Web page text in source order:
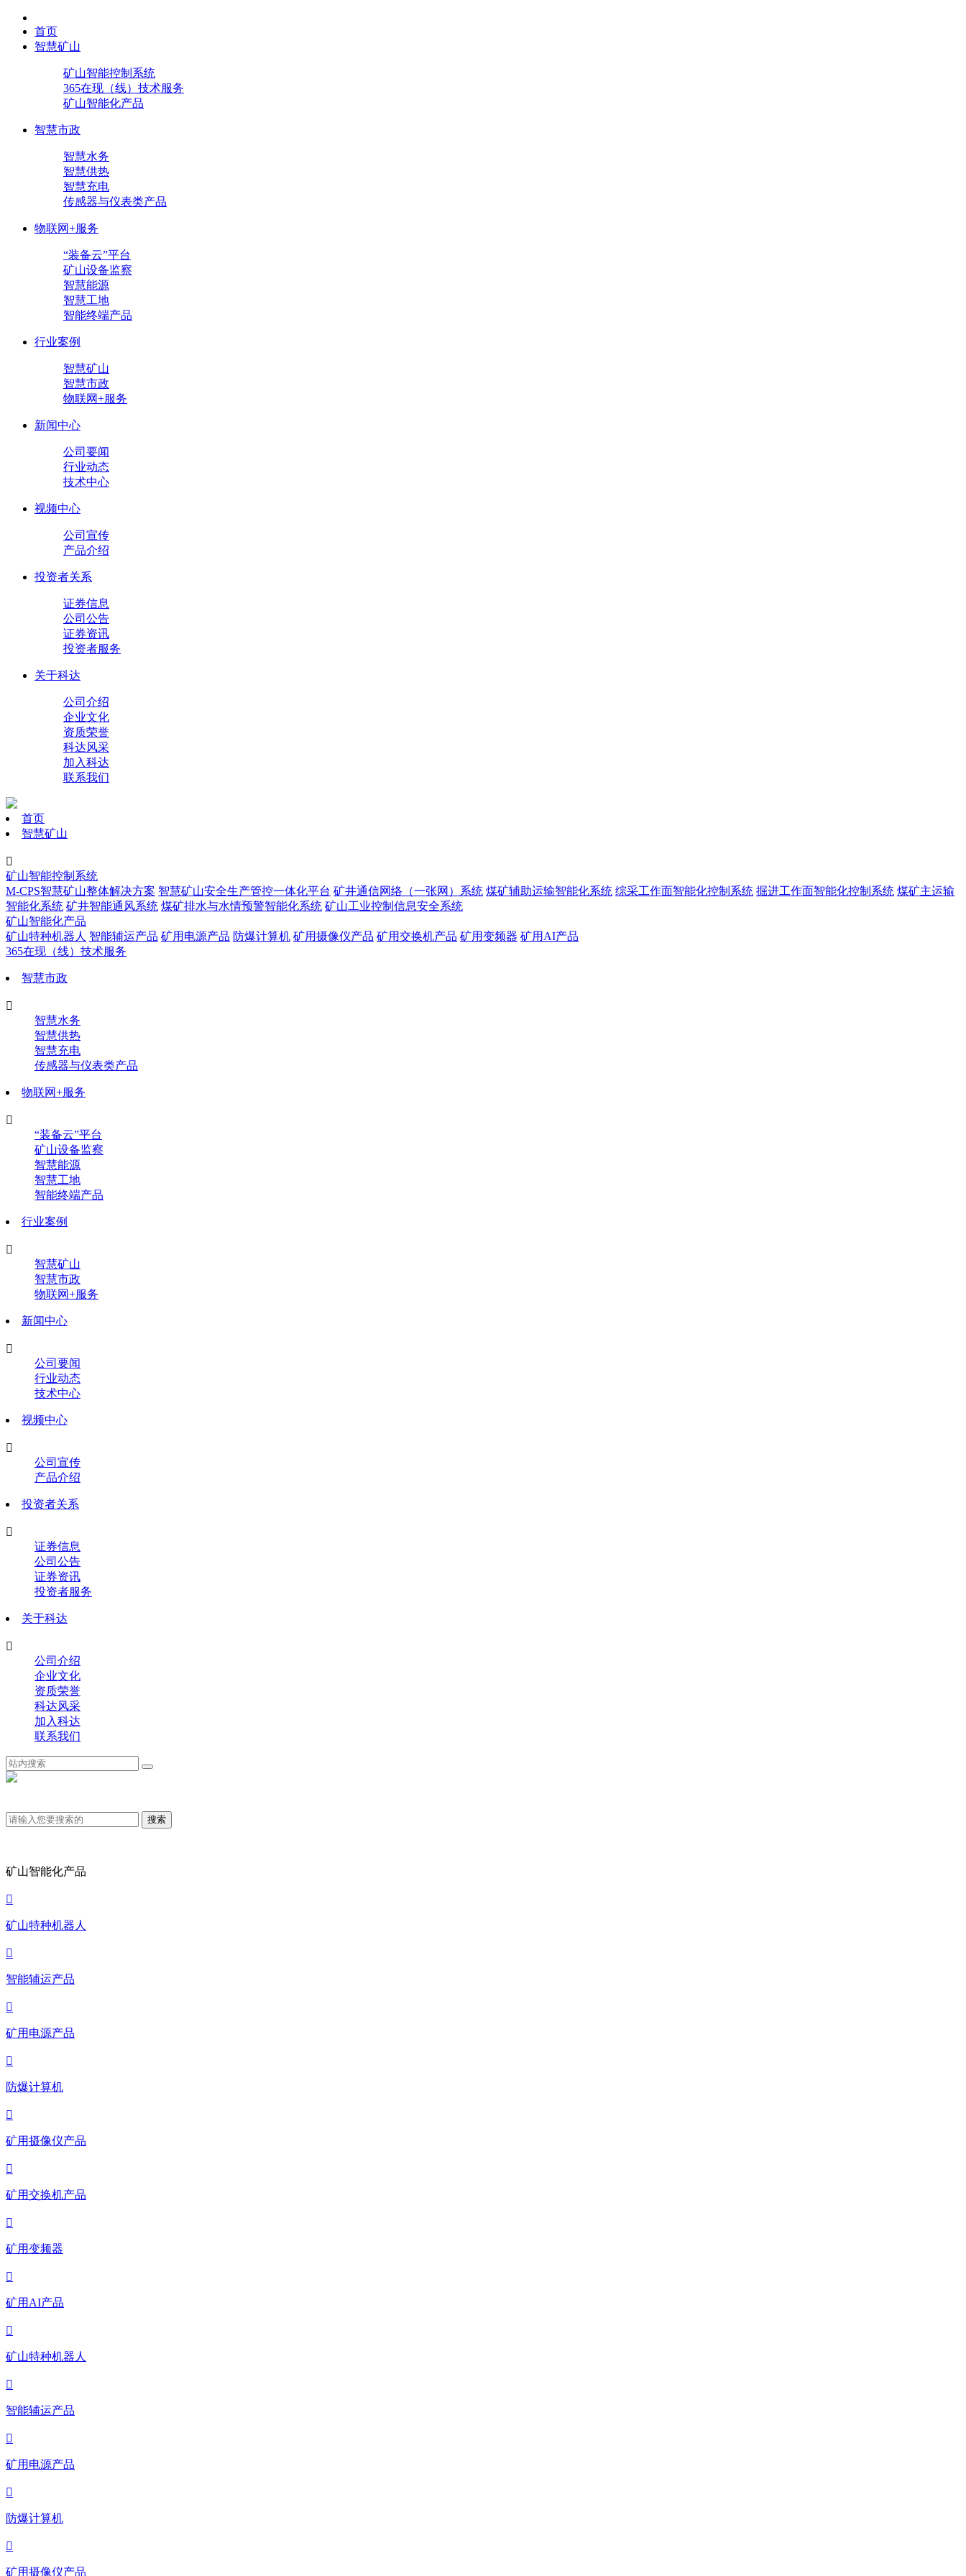
首页
智慧矿山
矿山智能控制系统
365在现（线）技术服务
矿山智能化产品
智慧市政
智慧水务
智慧供热
智慧充电
传感器与仪表类产品
物联网+服务
“装备云”平台
矿山设备监察
智慧能源
智慧工地
智能终端产品
行业案例
智慧矿山
智慧市政
物联网+服务
新闻中心
公司要闻
行业动态
技术中心
视频中心
公司宣传
产品介绍
投资者关系
证券信息
公司公告
证券资讯
投资者服务
关于科达
公司介绍
企业文化
资质荣誉
科达风采
加入科达
联系我们
首页
智慧矿山

矿山智能控制系统
M-CPS智慧矿山整体解决方案 智慧矿山安全生产管控一体化平台 矿井通信网络（一张网）系统 煤矿辅助运输智能化系统 综采工作面智能化控制系统 掘进工作面智能化控制系统 煤矿主运输
智能化系统 矿井智能通风系统 煤矿排水与水情预警智能化系统 矿山工业控制信息安全系统
矿山智能化产品
矿山特种机器人 智能辅运产品 矿用电源产品 防爆计算机 矿用摄像仪产品 矿用交换机产品 矿用变频器 矿用AI产品
365在现（线）技术服务
智慧市政

智慧水务
智慧供热
智慧充电
传感器与仪表类产品
物联网+服务

“装备云”平台
矿山设备监察
智慧能源
智慧工地
智能终端产品
行业案例

智慧矿山
智慧市政
物联网+服务
新闻中心

公司要闻
行业动态
技术中心
视频中心

公司宣传
产品介绍
投资者关系

证券信息
公司公告
证券资讯
投资者服务
关于科达

公司介绍
企业文化
资质荣誉
科达风采
加入科达
联系我们
矿山智能化产品

矿山特种机器人

智能辅运产品

矿用电源产品

防爆计算机

矿用摄像仪产品

矿用交换机产品

矿用变频器

矿用AI产品

矿山特种机器人

智能辅运产品

矿用电源产品

防爆计算机

矿用摄像仪产品